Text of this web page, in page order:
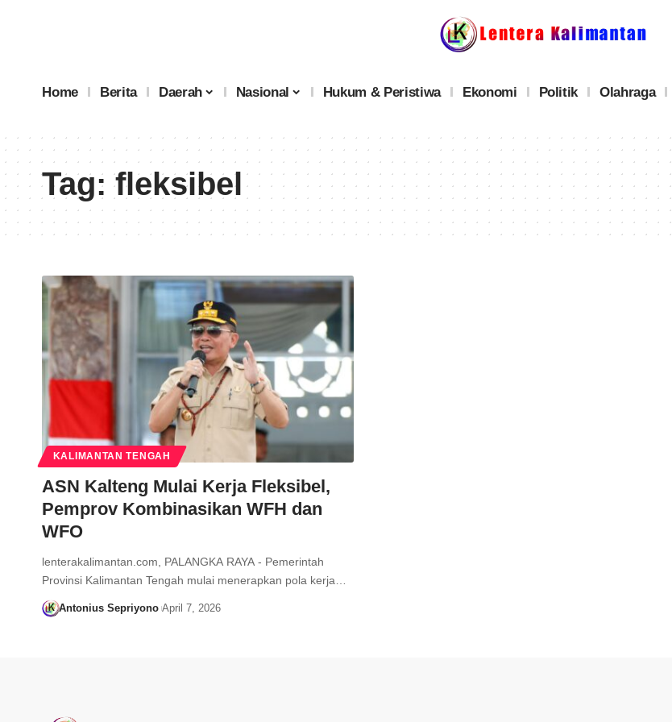
Home Berita Daerah Nasional Hukum & Peristiwa Ekonomi Politik Olahraga
Tag:fleksibel
KALIMANTAN TENGAH
ASN Kalteng Mulai Kerja Fleksibel,
Pemprov Kombinasikan WFH dan
WFO
lenterakalimantan.com, PALANGKA RAYA - Pemerintah
Provinsi Kalimantan Tengah mulai menerapkan pola kerja…
Antonius Sepriyono April 7, 2026